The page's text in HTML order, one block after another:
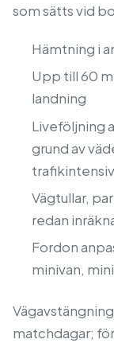
som sätts vid
Hämtning i
Upp till 60
landning
Liveföljning
grund av
Vägtullar,
redan
Fordon
minivan,
matchdagar;